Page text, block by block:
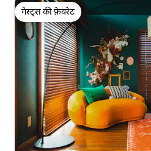
गेस्ट्स की फ़ेवरेट
गेस्ट्स की फ़ेवरेट